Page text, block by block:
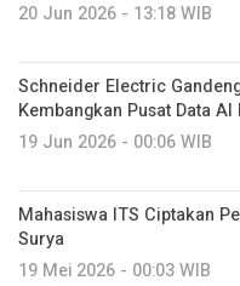
20 Jun 2026 - 13:18 WIB
Schneider Electric
Kembangkan Pusat Data AI
19 Jun 2026 - 00:06 WIB
Mahasiswa ITS Ciptakan
Surya
19 Mei 2026 - 00:03 WIB